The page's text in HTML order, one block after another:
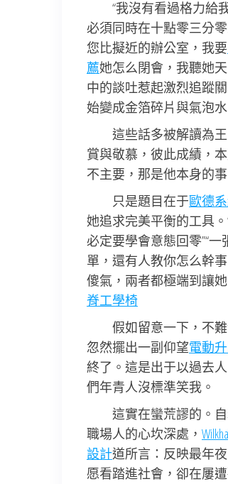
“我沒有看過格力給
必須同時在十點零三分
您比擬近的辦公室，我要
薦她怎么閉會，我聽她
中的談吐惹起激烈追蹤
始變成金箔碎片與氣泡
這些話多被解讀為
賞與敬慕，彼此成績，
不主要，那是他本身的事
只是題目在于歐德
她追求完美平衡的工具
必定要學會意態回零”“
單，還有人教你怎么幹
傻氣，兩者都極端到讓
脊工學椅
假如留意一下，不
忽然擺出一副仰望電動
終了。這是出于以過去
們年青人沒標準笑我。
這實在蠻荒謬的。
職場人的心坎深處，
設計道所言：反映最年
愿看踏進社會，卻在屢